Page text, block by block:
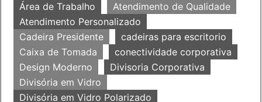
Área de Trabalho
Atendimento de Qualidade
Atendimento Personalizado
Cadeira Presidente
cadeiras para escritorio
Caixa de Tomada
conectividade corporativa
Design Moderno
Divisoria Corporativa
Divisória em Vidro
Divisória em Vidro Polarizado